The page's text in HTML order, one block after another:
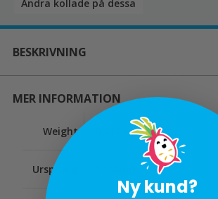
Andra kollade på dessa​
BESKRIVNING
MER INFORMATION
Weight 0,211 kg
Ursprung
Ny kund?